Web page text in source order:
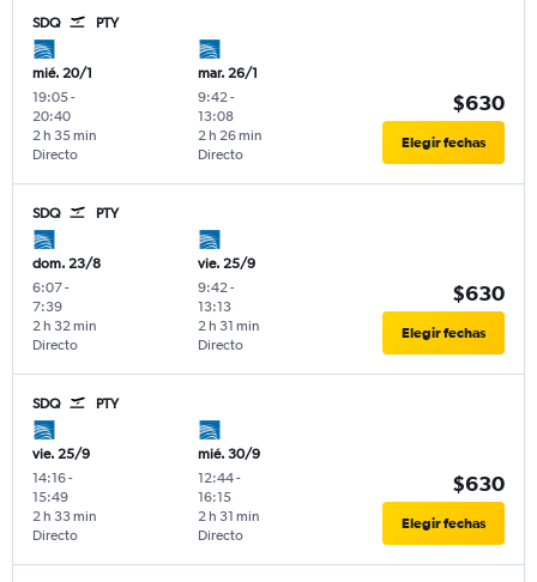
SDQ PTY
mié. 20/1
19:05-
20:40
Directo
2 h 35 min
mar. 26/1
9:42-
13:08
Directo
2 h 26 min
$630
Elegir fechas
SDQ PTY
dom. 23/8
6:07-
7:39
Directo
2 h 32 min
vie. 25/9
9:42-
13:13
Directo
2 h 31 min
$630
Elegir fechas
SDQ PTY
vie. 25/9
14:16-
15:49
Directo
2 h 33 min
mié. 30/9
12:44-
16:15
Directo
2 h 31 min
$630
Elegir fechas